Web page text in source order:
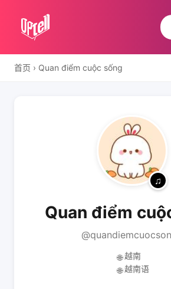
首页 › Quan điểm cuộc sống
Quan điểm
🌐 越南
🌐 越南语